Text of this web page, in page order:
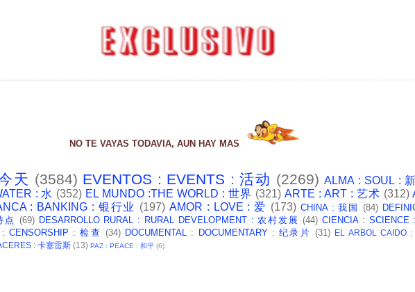
NO TE VAYAS TODAVIA, AUN HAY MAS
天 (3584) EVENTOS : EVENTS : 活动 (2269) ALMA : SOUL :
: 水 (352) EL MUNDO :THE WORLD : 世界 (321) ARTE : ART : 艺术 (312)
: BANKING : 银行业 (197) AMOR : LOVE : 爱 (173) CHINA : 我国 (84)
点
(69) DESARROLLO RURAL : RURAL DEVELOPMENT : 农村发展 (44) CIENCIA : SCIENCE
: CENSORSHIP : 检查 (34) DOCUMENTAL : DOCUMENTARY : 纪录片 (31) EL ARBOL CAIDO
: 卡塞雷斯 (13) PAZ : PEACE : 和平 (6)